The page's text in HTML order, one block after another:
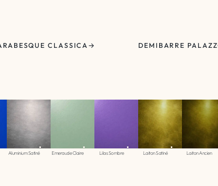
CLASSICA DEMIBARRE
Aluminium Satiné Emeraude Claire Lilas Sombre Laiton Satiné Laiton Ancien